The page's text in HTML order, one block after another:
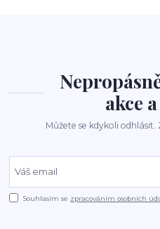
akce
Můžete se kdykoli odhlásit.
Souhlasím se zpracováním osobních